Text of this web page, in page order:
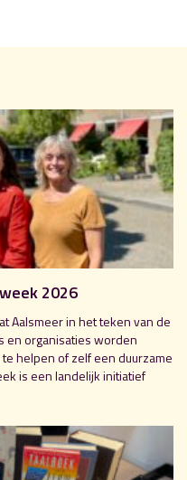
2026
Aalsmeer in het teken van de
en organisaties worden
helpen of zelf een duurzame
is een landelijk initiatief